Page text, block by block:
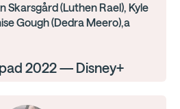
Skarsgård (Luthen Rael), Kyle
Gough (Dedra Meero),a
2022 — Disney+